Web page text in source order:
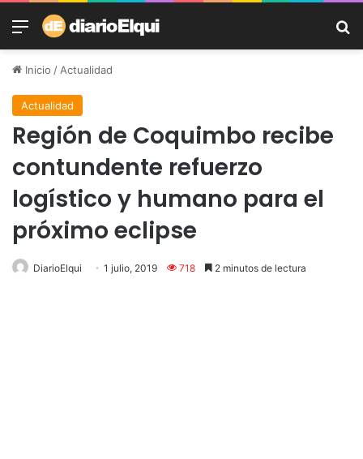
Menú
Inicio /Actualidad
Actualidad
Región de Coquimbo recibe
contundente refuerzo
logístico y humano para el
próximo eclipse
DiarioElqui 1 julio, 2019 718 2 minutos de lectura